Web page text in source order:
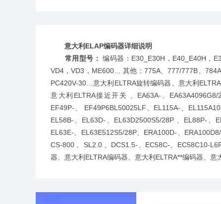
意大利ELAP编码器详细说明
常用型号： 编码器：E30_E30H，E40_E40H，
VD4，VD3，ME600… 其他：775A、777/777B、
PC420V-30…意大利ELTRA旋转编码器、意大利
意大利ELTRA接近开关 、EA63A-、EA63A4096G8/
EF49P-、 EF49P6BL50025LF、EL115A-、
EL58B-、EL63D-、EL63D2500S5/28P 、EL88P-、
EL63E-、EL63E512S5/28P、ERA100D-、
CS-800 、SL2.0 、DCS1.5-、EC58C-、EC58C10-
器、意大利ELTRA编码器、意大利ELTRA**编码器、